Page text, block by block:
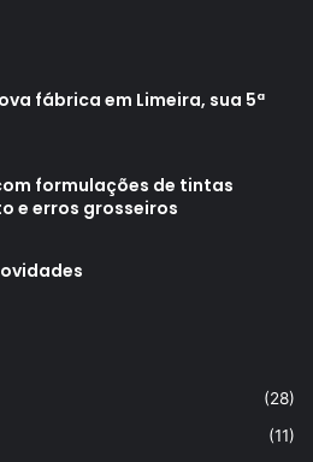
fábrica em Limeira, sua 5ª
formulações de tintas
e erros grosseiros
(28)
(11)